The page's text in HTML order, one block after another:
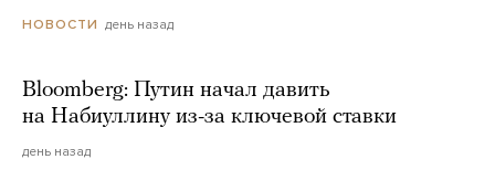
НОВОСТИ день назад
Bloomberg: Путин начал давить
на Набиуллину из-за ключевой ставки
день назад